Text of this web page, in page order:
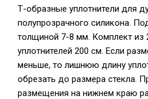
Т-образные уплотнители для
полупрозрачного силикона.
толщиной 7-8 мм. Комплект из
уплотнителей 200 см. Если
меньше, то лишнюю длину
обрезать до размера стекла.
размещения на нижнем краю